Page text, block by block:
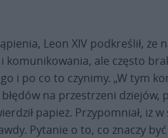
Leon XIV podkreślił, że
ale często
i po co to czynimy. „W tym
na przestrzeni dziejów,
papież. Przypomniał, iż
Pytanie o to, co znaczy